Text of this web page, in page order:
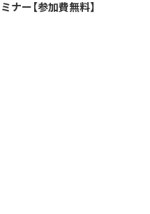
ミナー【参加費無料】